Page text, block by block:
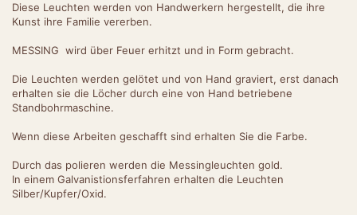
Diese Leuchten werden von Handwerkern hergestellt, die ihre
Kunst ihre Familie vererben.
MESSING wird über Feuer erhitzt und in Form gebracht.
Die Leuchten werden gelötet und von Hand graviert, erst danach
erhalten sie die Löcher durch eine von Hand betriebene
Standbohrmaschine.
Wenn diese Arbeiten geschafft sind erhalten Sie die Farbe.
Durch das polieren werden die Messingleuchten gold.
In einem Galvanistionsferfahren erhalten die Leuchten
Silber/Kupfer/Oxid.